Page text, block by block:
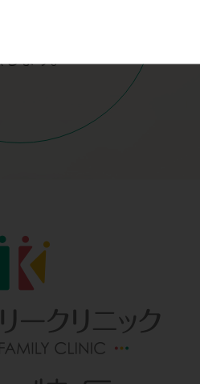
します。